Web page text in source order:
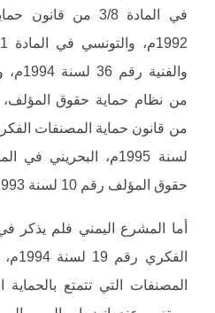
حقوق المؤلف رقم 10 لسنة 1993م.
المصنفات التي تتمتع بالحماية